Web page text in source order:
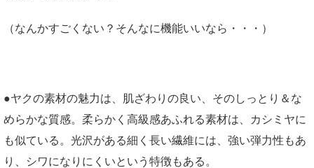
（なんかすごくない？そんなに機能いいなら・・・）
●ヤクの素材の魅力は、肌ざわりの良い、そのしっとり＆な
めらかな質感。柔らかく高級感あふれる素材は、カシミヤに
も似ている。光沢がある細く長い繊維には、強い弾力性もあ
り、シワになりにくいという特徴もある。